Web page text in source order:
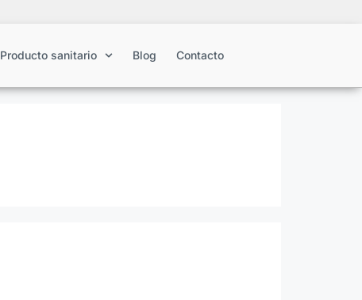
Producto sanitario Blog Contacto